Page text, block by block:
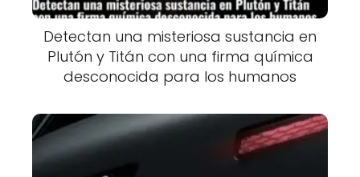
Detectan una misteriosa sustancia en
Plutón y Titán con una firma química
desconocida para los humanos